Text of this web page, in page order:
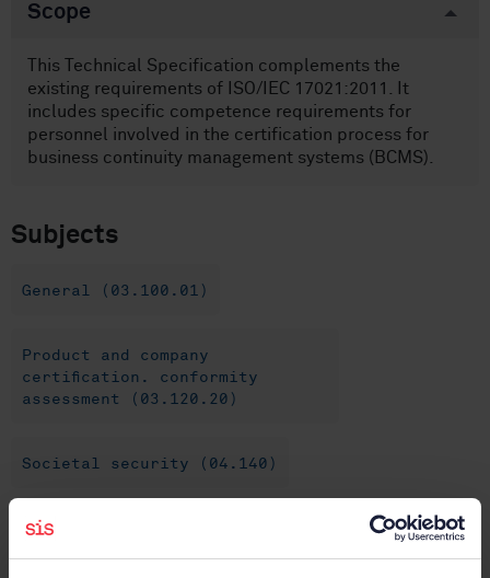
Scope
This Technical Specification complements the
existing requirements of ISO/IEC 17021:2011. It
includes specific competence requirements for
personnel involved in the certification process for
business continuity management systems (BCMS).
Subjects
General (03.100.01)
Product and company
certification. conformity
assessment (03.120.20)
Societal security (04.140)
Certification, accreditation and